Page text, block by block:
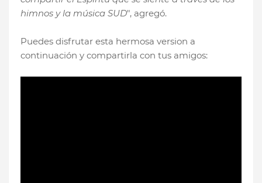
himnos y la música SUD", agregó.
Puedes disfrutar esta hermosa version a
continuación y compartirla con tus amigos: